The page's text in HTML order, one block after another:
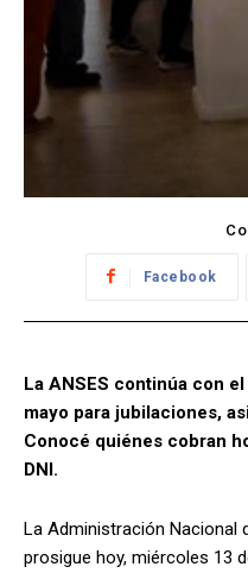
Facebook
La ANSES continúa con
mayo para jubilaciones,
Conocé quiénes cobran
DNI.
La Administración Nacional
prosigue hoy, miércoles 13